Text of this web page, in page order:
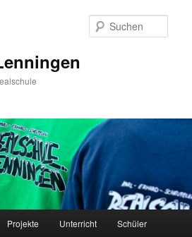
Projekte Unterricht Schüler